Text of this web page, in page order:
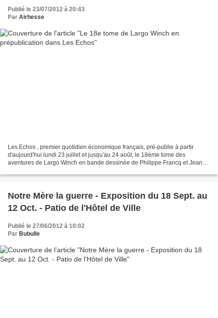
Publié le 23/07/2012 à 20:43
Par Airhesse
Les Echos , premier quotidien économique français, pré-publie à partir
d'aujourd'hui lundi 23 juillet et jusqu'au 24 août, le 18ème tome des
aventures de Largo Winch en bande dessinée de Philippe Francq et Jean
Notre Mère la guerre - Exposition du 18 Sept. au
12 Oct. - Patio de l'Hôtel de Ville
Publié le 27/06/2012 à 10:02
Par Bubulle